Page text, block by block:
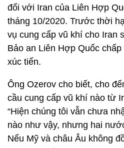
đối với Iran của Liên Hợp
tháng 10/2020. Trước thời
vụ cung cấp vũ khí cho Iran
Bảo an Liên Hợp Quốc
xúc tiến.
Ông Ozerov cho biết, cho
cầu cung cấp vũ khí nào từ
“Hiện chúng tôi vẫn chưa
nào như vậy, nhưng hai
Nếu Mỹ và châu Âu không